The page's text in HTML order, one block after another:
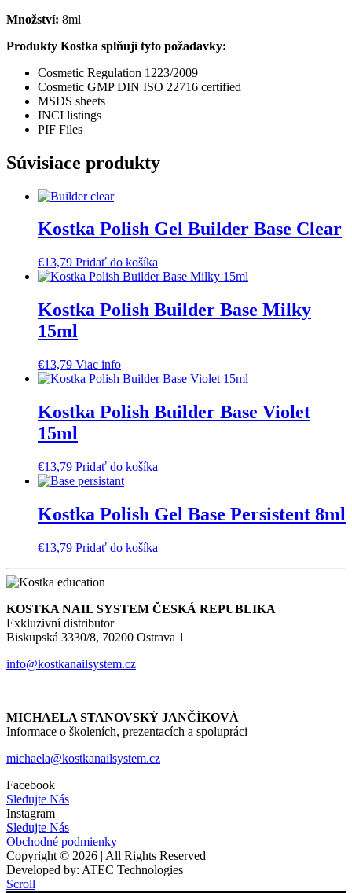
Množství: 8ml
Produkty Kostka splňují tyto požadavky:
Cosmetic Regulation 1223/2009
Cosmetic GMP DIN ISO 22716 certified
MSDS sheets
INCI listings
PIF Files
Súvisiace produkty
Kostka Polish Gel Builder Base Clear
€13,79 Pridať do košíka
Kostka Polish Builder Base Milky
15ml
€13,79 Viac info
Kostka Polish Builder Base Violet
15ml
€13,79 Pridať do košíka
Kostka Polish Gel Base Persistent 8ml
€13,79 Pridať do košíka
KOSTKA NAIL SYSTEM ČESKÁ REPUBLIKA
Exkluzivní distributor
Biskupská 3330/8, 70200 Ostrava 1
info@kostkanailsystem.cz
MICHAELA STANOVSKÝ JANČÍKOVÁ
Informace o školeních, prezentacích a spolupráci
michaela@kostkanailsystem.cz
Facebook
Sledujte Nás
Instagram
Sledujte Nás
Obchodné podmienky
Copyright © 2026 | All Rights Reserved
Developed by: ATEC Technologies
Scroll